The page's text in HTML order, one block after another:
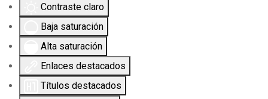
Contraste claro
Baja saturación
Alta saturación
Enlaces destacados
Títulos destacados